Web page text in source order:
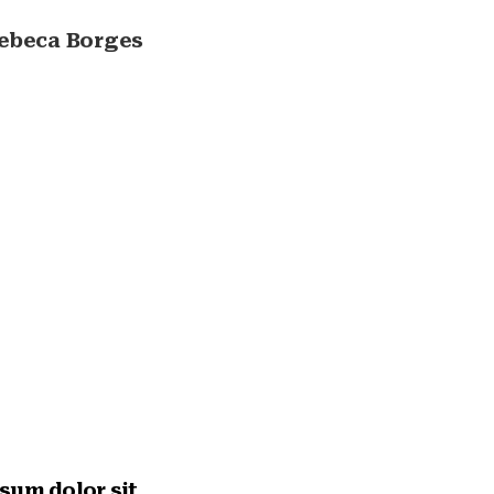
Borges